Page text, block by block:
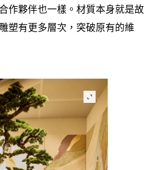
作夥伴也一樣。材質本身就是故
塑有更多層次 ， 突破原有的維